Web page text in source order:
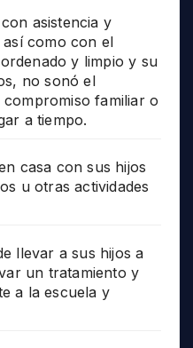
asistencia y
así como con el
y limpio y su
no sonó el
familiar o
a tiempo.
casa con sus hijos
u otras actividades
llevar a sus hijos a
un tratamiento y
a la escuela y